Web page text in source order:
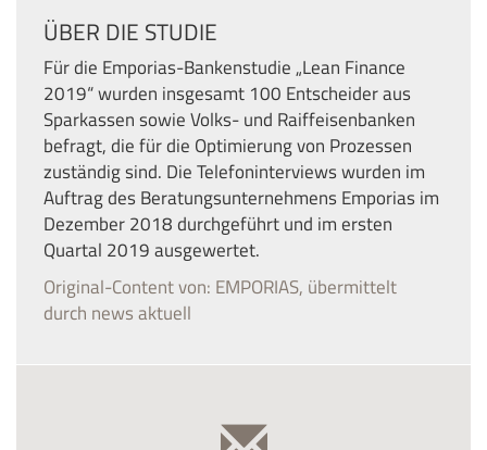
ÜBER DIE STUDIE
Für die Emporias-Bankenstudie „Lean Finance
2019“ wurden insgesamt 100 Entscheider aus
Sparkassen sowie Volks- und Raiffeisenbanken
befragt, die für die Optimierung von Prozessen
zuständig sind. Die Telefoninterviews wurden im
Auftrag des Beratungsunternehmens Emporias im
Dezember 2018 durchgeführt und im ersten
Quartal 2019 ausgewertet.
Original-Content von: EMPORIAS, übermittelt
durch news aktuell